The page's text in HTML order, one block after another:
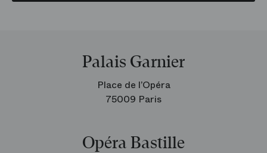
Palais Garnier
Place de l’Opéra
75009 Paris
Opéra Bastille